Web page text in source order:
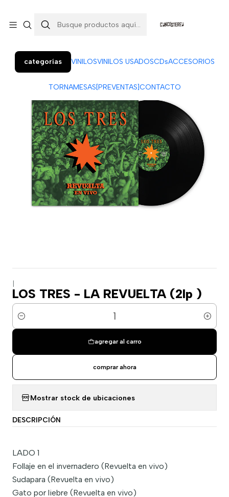
categorías VINILOSVINILOS USADOSCDsACCESORIOS
TORNAMESAS[PREVENTAS]CONTACTO
LOS TRES - LA REVUELTA (2lp )
Cantidad
agregar al carro
comprar ahora
Mostrar stock de ubicaciones
DESCRIPCIÓN
LADO 1
Follaje en el invernadero (Revuelta en vivo)
Sudapara (Revuelta en vivo)
Gato por liebre (Revuelta en vivo)